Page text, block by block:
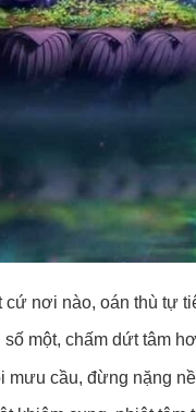
nơi nào, oán thù tự
một, chấm dứt tâm
mưu cầu, đừng nặng